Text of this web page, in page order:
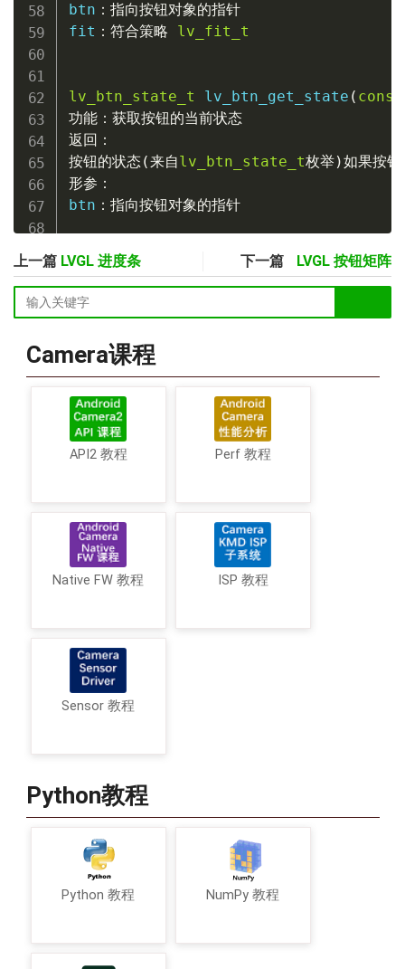
btn ：指向按钮对象的指针
fit ：符合策略 lv_fit_t
lv_btn_state_t lv_btn_get_state (
功能：获取按钮的当前状态
返回：
按钮的状态(来自lv_btn_state_t枚举)如果按
形参：
btn ：指向按钮对象的指针
bool lv_btn_get_checkable (
功能：获取按钮的切换启用属性
返回：
形参：
btn：指向按钮对象的指针
lv_layout_t lv_btn_get_layout
功能：获取按钮的布局
形参：
btn：指向按钮对象的指针
返回：
左部元素
形参：
lv_fit_t
功能：获得合适的右模式
返回：
右部元素
形参：
btn：指向按钮对象的指针
lv_fit_t
上一篇 LVGL 进度条 下一篇 LVGL 按钮矩阵
Camera课程
API2 教程 Perf 教程
Native FW 教程 ISP 教程
Sensor 教程
Python教程
Python 教程 NumPy 教程